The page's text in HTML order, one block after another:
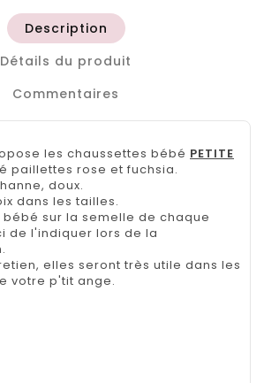
Description
Détails du produit
Commentaires
les chaussettes bébé PETITE
paillettes rose et fuchsia.
doux.
dans les tailles.
sur la semelle de chaque
de l'indiquer lors de la
elles seront très utile dans les
votre p'tit ange.